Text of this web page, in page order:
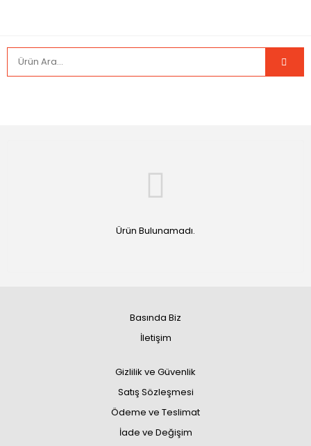
Ürün Bulunamadı.
Basında Biz
İletişim
Gizlilik ve Güvenlik
Satış Sözleşmesi
Ödeme ve Teslimat
İade ve Değişim